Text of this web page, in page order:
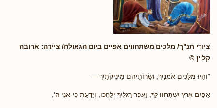
ציורי תנ"ך/ מלכים משתחווים אפיים ביום הגאולה/ ציירה: אהובה
קליין ©
"וְהָיוּ מְלָכִים אֹמְנַיִךְ, וְשָׂרוֹתֵיהֶם מֵינִיקֹתַיִךְ—
אַפַּיִם אֶרֶץ יִשְׁתַּחֲווּ לָךְ, וַעֲפַר רַגְלַיִךְ יְלַחֵכוּ; וְיָדַעַתְּ כִּי-אֲנִי ה',